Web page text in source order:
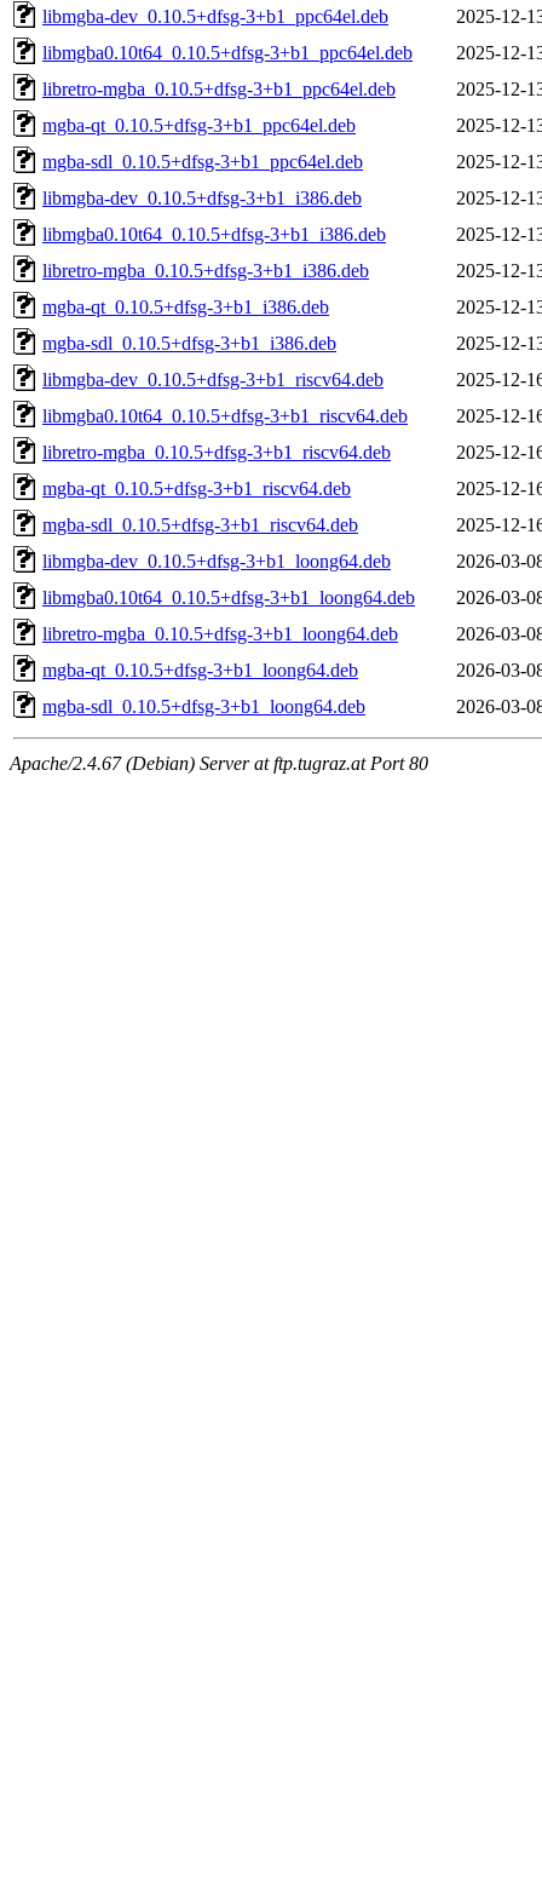
libmgba-dev_0.10.5+dfsg-3+b1_ppc64el.deb
2025-12-
libmgba0.10t64_0.10.5+dfsg-3+b1_ppc64el.deb
2025-12-
libretro-mgba_0.10.5+dfsg-3+b1_ppc64el.deb
2025-12-
mgba-qt_0.10.5+dfsg-3+b1_ppc64el.deb
2025-12-
mgba-sdl_0.10.5+dfsg-3+b1_ppc64el.deb
2025-12-
libmgba-dev_0.10.5+dfsg-3+b1_i386.deb
2025-12-
libmgba0.10t64_0.10.5+dfsg-3+b1_i386.deb
2025-12-
libretro-mgba_0.10.5+dfsg-3+b1_i386.deb
2025-12-
mgba-qt_0.10.5+dfsg-3+b1_i386.deb
2025-12-
mgba-sdl_0.10.5+dfsg-3+b1_i386.deb
2025-12-
libmgba-dev_0.10.5+dfsg-3+b1_riscv64.deb
2025-12-
libmgba0.10t64_0.10.5+dfsg-3+b1_riscv64.deb
2025-12-
libretro-mgba_0.10.5+dfsg-3+b1_riscv64.deb
2025-12-
mgba-qt_0.10.5+dfsg-3+b1_riscv64.deb
2025-12-
mgba-sdl_0.10.5+dfsg-3+b1_riscv64.deb
2025-12-
libmgba-dev_0.10.5+dfsg-3+b1_loong64.deb
2026-03-
libmgba0.10t64_0.10.5+dfsg-3+b1_loong64.deb
2026-03-
libretro-mgba_0.10.5+dfsg-3+b1_loong64.deb
2026-03-
mgba-qt_0.10.5+dfsg-3+b1_loong64.deb
2026-03-
mgba-sdl_0.10.5+dfsg-3+b1_loong64.deb
2026-03-
Apache/2.4.67 (Debian) Server at ftp.tugraz.at Port 80